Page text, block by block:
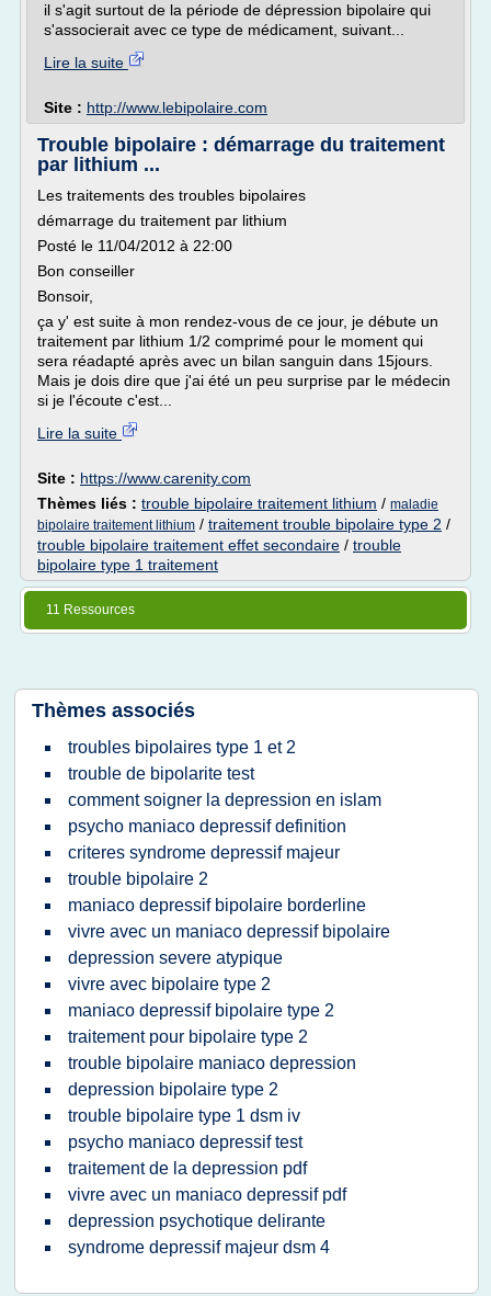
il s'agit surtout de la période de dépression bipolaire qui
s'associerait avec ce type de médicament, suivant...
Lire la suite
Site : http://www.lebipolaire.com
Trouble bipolaire : démarrage du traitement
par lithium ...
Les traitements des troubles bipolaires
démarrage du traitement par lithium
Posté le 11/04/2012 à 22:00
Bon conseiller
Bonsoir,
ça y' est suite à mon rendez-vous de ce jour, je débute un
traitement par lithium 1/2 comprimé pour le moment qui
sera réadapté après avec un bilan sanguin dans 15jours.
Mais je dois dire que j'ai été un peu surprise par le médecin
si je l'écoute c'est...
Lire la suite
Site : https://www.carenity.com
Thèmes liés : trouble bipolaire traitement lithium / maladie
bipolaire traitement lithium / traitement trouble bipolaire type 2 /
trouble bipolaire traitement effet secondaire / trouble
bipolaire type 1 traitement
11 Ressources
Thèmes associés
troubles bipolaires type 1 et 2
trouble de bipolarite test
comment soigner la depression en islam
psycho maniaco depressif definition
criteres syndrome depressif majeur
trouble bipolaire 2
maniaco depressif bipolaire borderline
vivre avec un maniaco depressif bipolaire
depression severe atypique
vivre avec bipolaire type 2
maniaco depressif bipolaire type 2
traitement pour bipolaire type 2
trouble bipolaire maniaco depression
depression bipolaire type 2
trouble bipolaire type 1 dsm iv
psycho maniaco depressif test
traitement de la depression pdf
vivre avec un maniaco depressif pdf
depression psychotique delirante
syndrome depressif majeur dsm 4